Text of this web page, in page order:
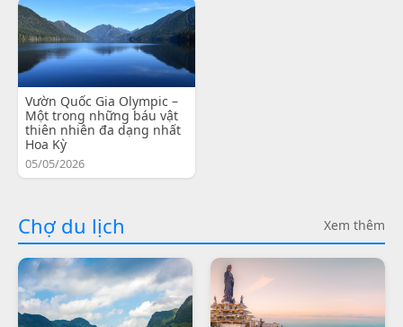
Vườn Quốc Gia Olympic –
Một trong những báu vật
thiên nhiên đa dạng nhất
Hoa Kỳ
05/05/2026
Chợ du lịch Xem thêm